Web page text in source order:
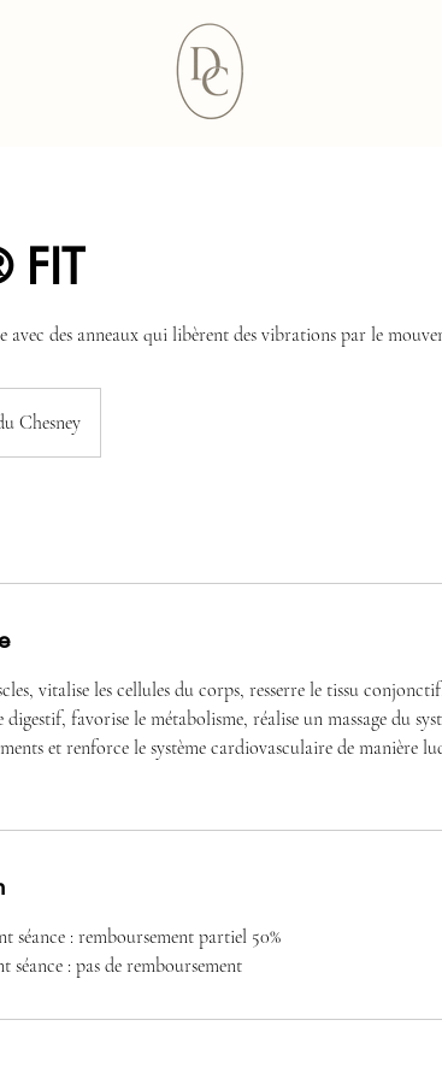
FIT
des anneaux qui libèrent des vibrations par le
Chesney
vitalise les cellules du corps, resserre le tissu
favorise le métabolisme, réalise un massage du
et renforce le système cardiovasculaire de manière
séance : remboursement partiel 50%